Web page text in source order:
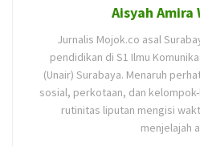
Aisyah Amira
Jurnalis Mojok.co asal
pendidikan di S1 Ilmu
(Unair) Surabaya. Menaruh
sosial, perkotaan, dan
rutinitas liputan mengisi
menjelajah